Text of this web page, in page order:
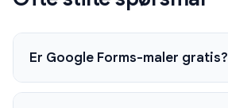
Er Google Forms-maler gratis?